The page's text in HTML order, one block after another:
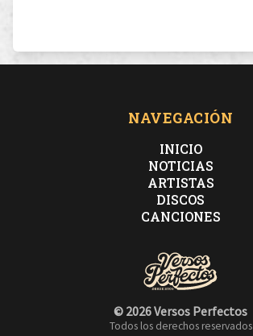
NAVEGACIÓN
INICIO
NOTICIAS
ARTISTAS
DISCOS
CANCIONES
© 2026 Versos Perfectos
Todos los derechos reservados